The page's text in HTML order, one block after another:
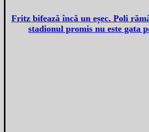
Fritz bifează încă un eșec. Poli
stadionul promis nu este gata